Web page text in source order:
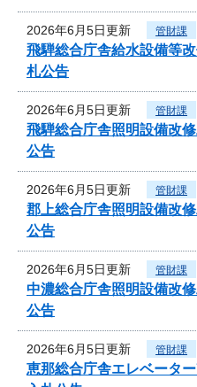
2026年6月5日更新 管財課
飛騨総合庁舎給水設備等
札公告
2026年6月5日更新 管財課
飛騨総合庁舎照明設備改
公告
2026年6月5日更新 管財課
郡上総合庁舎照明設備改
公告
2026年6月5日更新 管財課
中濃総合庁舎照明設備改
公告
2026年6月5日更新 管財課
恵那総合庁舎エレベータ